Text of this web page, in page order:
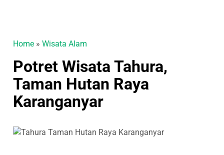
Home »Wisata Alam
Potret Wisata Tahura,
Taman Hutan Raya
Karanganyar